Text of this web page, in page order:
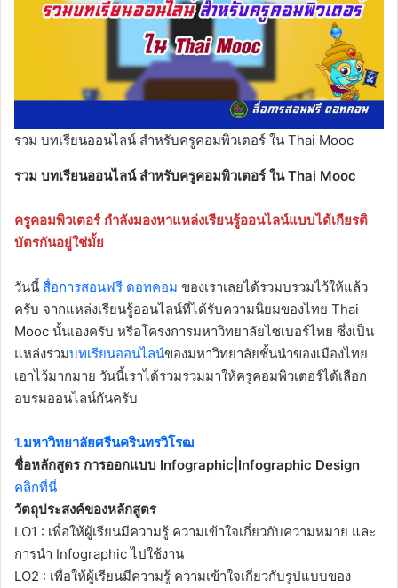
รวม บทเรียนออนไลน์ สำหรับครูคอมพิวเตอร์ ใน Thai Mooc
รวม บทเรียนออนไลน์ สำหรับครูคอมพิวเตอร์ ใน Thai Mooc
ครูคอมพิวเตอร์ กำลังมองหาแหล่งเรียนรู้ออนไลน์แบบได้เกียรติ
บัตรกันอยู่ใช่มั้ย
วันนี้ สื่อการสอนฟรี ดอทคอม ของเราเลยได้รวมบรวมไว้ให้แล้ว
ครับ จากแหล่งเรียนรู้ออนไลน์ที่ได้รับความนิยมของไทย Thai
Mooc นั้นเองครับ หรือโครงการมหาวิทยาลัยไซเบอร์ไทย ซึ่งเป็น
แหล่งร่วมบทเรียนออนไลน์ของมหาวิทยาลัยชั้นนำของเมืองไทย
เอาไว้มากมาย วันนี้เราได้รวมรวมมาให้ครูคอมพิวเตอร์ได้เลือก
อบรมออนไลน์กันครับ
1.มหาวิทยาลัยศรีนครินทรวิโรฒ
ชื่อหลักสูตร การออกแบบ Infographic|Infographic Design
คลิกที่นี่
วัตถุประสงค์ของหลักสูตร
LO1 : เพื่อให้ผู้เรียนมีความรู้ ความเข้าใจเกี่ยวกับความหมาย และ
การนำ Infographic ไปใช้งาน
LO2 : เพื่อให้ผู้เรียนมีความรู้ ความเข้าใจเกี่ยวกับรูปแบบของ